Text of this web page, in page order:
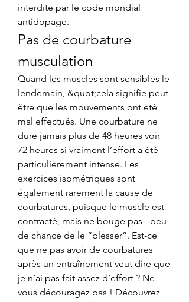
interdite par le code mondial
antidopage.
Pas de courbature
musculation
Quand les muscles sont sensibles le
lendemain, &quot;cela signifie peut-
être que les mouvements ont été
mal effectués. Une courbature ne
dure jamais plus de 48 heures voir
72 heures si vraiment l’effort a été
particulièrement intense. Les
exercices isométriques sont
également rarement la cause de
courbatures, puisque le muscle est
contracté, mais ne bouge pas - peu
de chance de le “blesser”. Est-ce
que ne pas avoir de courbatures
après un entraînement veut dire que
je n’ai pas fait assez d’effort ? Ne
vous découragez pas ! Découvrez